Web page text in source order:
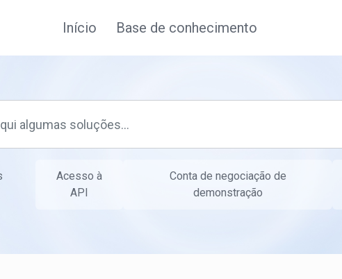
Início Base de conhecimento
Acesso à
API
Conta de negociação de
demonstração